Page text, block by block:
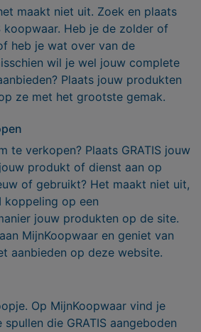
maakt niet uit. Zoek en plaats
koopwaar. Heb je de zolder of
heb je wat over van de
wil je wel jouw complete
Plaats jouw produkten
ze met het grootste gemak.
te verkopen? Plaats GRATIS jouw
produkt of dienst aan op
of gebruikt? Het maakt niet uit,
koppeling op een
jouw produkten op de site.
MijnKoopwaar en geniet van
aanbieden op deze website.
Op MijnKoopwaar vind je
die GRATIS aangeboden